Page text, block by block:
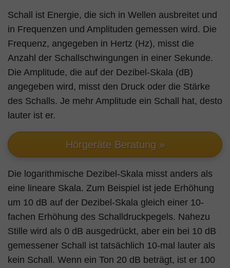
Schall ist Energie, die sich in Wellen ausbreitet und
in Frequenzen und Amplituden gemessen wird. Die
Frequenz, angegeben in Hertz (Hz), misst die
Anzahl der Schallschwingungen in einer Sekunde.
Die Amplitude, die auf der Dezibel-Skala (dB)
angegeben wird, misst den Druck oder die Stärke
des Schalls. Je mehr Amplitude ein Schall hat, desto
lauter ist er.
Hörgeräte Beratung »
Die logarithmische Dezibel-Skala misst anders als
eine lineare Skala. Zum Beispiel ist jede Erhöhung
um 10 dB auf der Dezibel-Skala gleich einer 10-
fachen Erhöhung des Schalldruckpegels. Nahezu
Stille wird als 0 dB ausgedrückt, aber ein bei 10 dB
gemessener Schall ist tatsächlich 10-mal lauter als
kein Schall. Wenn ein Ton 20 dB beträgt, ist er 100